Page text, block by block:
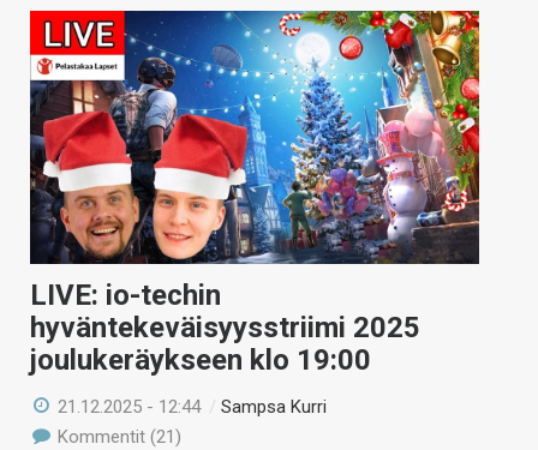
LIVE: io-techin
hyväntekeväisyysstriimi 2025
joulukeräykseen klo 19:00
21.12.2025 - 12:44 /Sampsa Kurri
Kommentit (21)